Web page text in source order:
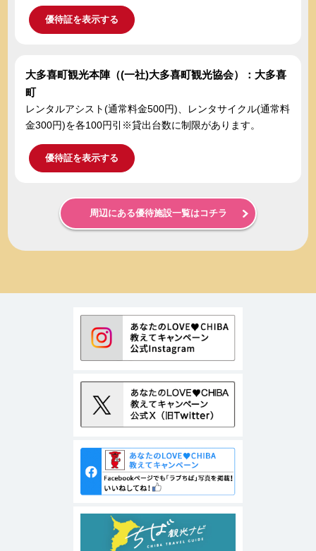
優待証を表示する
大多喜町観光本陣（(一社)大多喜町観光協会）：大多喜
町
レンタルアシスト(通常料金500円)、レンタサイクル(通常料
金300円)を各100円引※貸出台数に制限があります。
優待証を表示する
周辺にある優待施設一覧はコチラ